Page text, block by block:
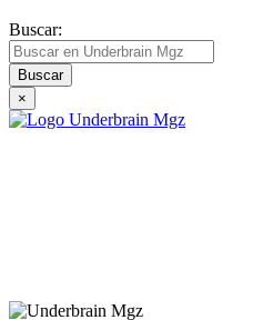
Buscar:
×